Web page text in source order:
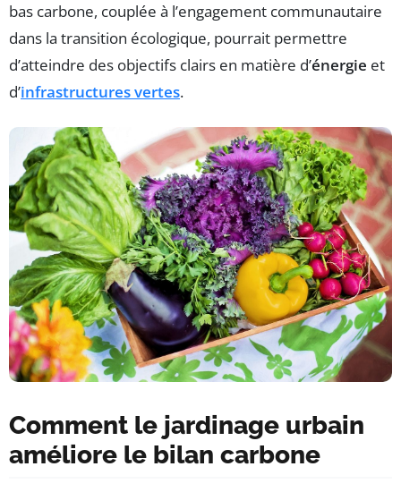
bas carbone, couplée à l’engagement communautaire
dans la transition écologique, pourrait permettre
d’atteindre des objectifs clairs en matière d’énergie et
d’infrastructures vertes.
Comment le jardinage urbain
améliore le bilan carbone